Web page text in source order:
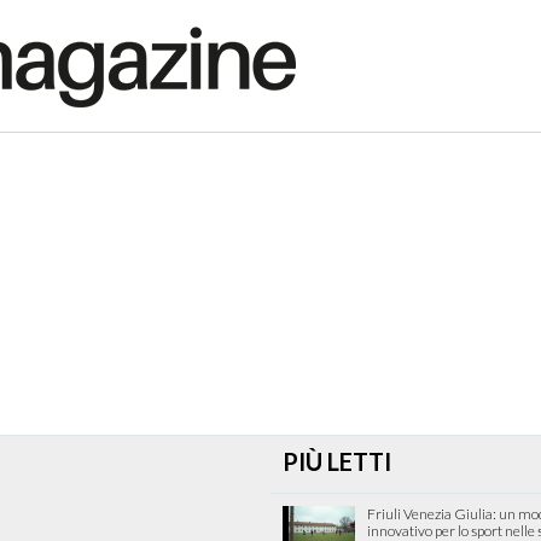
PIÙ LETTI
Friuli Venezia Giulia: un
innovativo per lo sport nelle